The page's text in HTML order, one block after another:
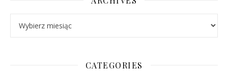
CATEGORIES